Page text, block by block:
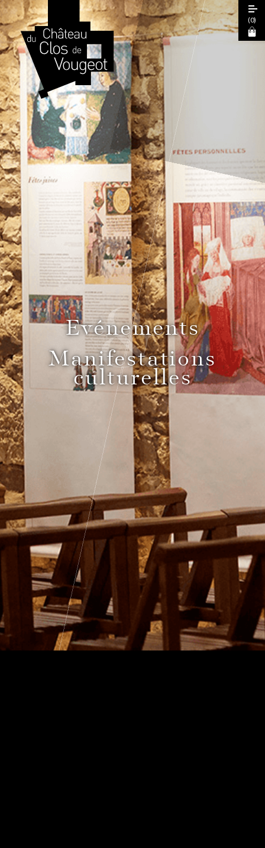
Journées Européennes du Patrimoine
2026
Visite Guidée 2026
Visite Libre
Expérience Sensorielle Cœur de Climats
La Table de Léonce
Pass Bourgogne Spirituelle
Le Comptoir du Bénaton
Mariages
Réceptions, cocktails & événements
professionnels
(0)
Evénements
&
Manifestations
culturelles